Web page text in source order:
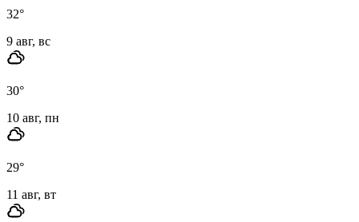
32°
9 авг, вс
30°
10 авг, пн
29°
11 авг, вт